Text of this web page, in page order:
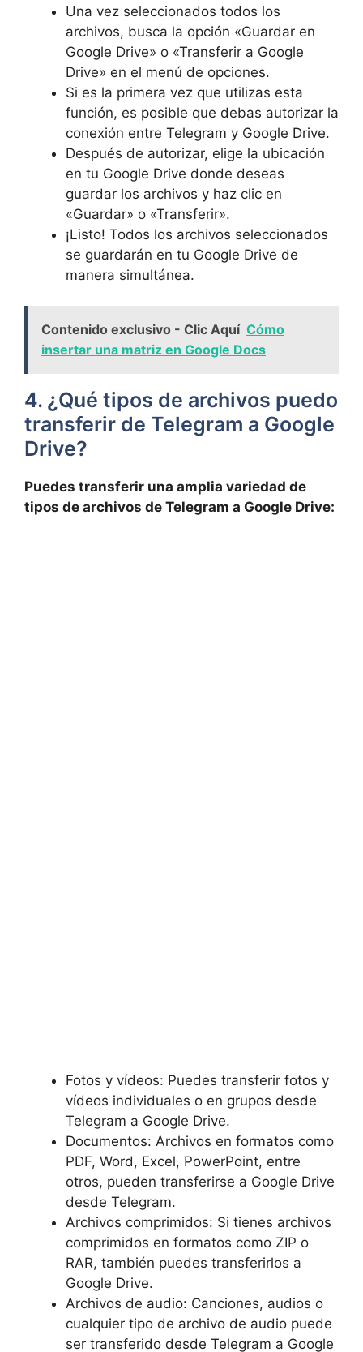
Una vez seleccionados todos los
archivos, busca la opción «Guardar en
Google Drive» o «Transferir a Google
Drive» en el menú de opciones.
Si es la primera vez que utilizas esta
función, es posible que debas autorizar la
conexión entre Telegram y Google Drive.
Después de autorizar, elige la ubicación
en tu Google Drive donde deseas
guardar los archivos y haz clic en
«Guardar» o «Transferir».
¡Listo! Todos los archivos seleccionados
se guardarán en tu Google Drive de
manera simultánea.
Contenido exclusivo - Clic Aquí Cómo
insertar una matriz en Google Docs
4. ¿Qué tipos de archivos puedo
transferir de Telegram a Google
Drive?
Puedes transferir una amplia variedad de
tipos de archivos de Telegram a Google Drive:
Fotos y vídeos: Puedes transferir fotos y
vídeos individuales o en grupos desde
Telegram a Google Drive.
Documentos: Archivos en formatos como
PDF, Word, Excel, PowerPoint, entre
otros, pueden transferirse a Google Drive
desde Telegram.
Archivos comprimidos: Si tienes archivos
comprimidos en formatos como ZIP o
RAR, también puedes transferirlos a
Google Drive.
Archivos de audio: Canciones, audios o
cualquier tipo de archivo de audio puede
ser transferido desde Telegram a Google